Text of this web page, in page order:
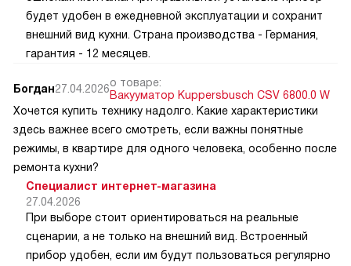
будет удобен в ежедневной эксплуатации и сохранит
внешний вид кухни. Страна производства - Германия,
гарантия - 12 месяцев.
Богдан27.04.2026о товаре:
Вакууматор Kuppersbusch CSV 6800.0 W
Хочется купить технику надолго. Какие характеристики
здесь важнее всего смотреть, если важны понятные
режимы, в квартире для одного человека, особенно после
ремонта кухни?
Специалист интернет-магазина
27.04.2026
При выборе стоит ориентироваться на реальные
сценарии, а не только на внешний вид. Встроенный
прибор удобен, если им будут пользоваться регулярно